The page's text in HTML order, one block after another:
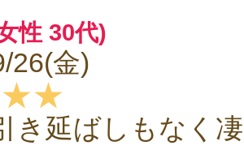
性 30代)
26(金)
き延ばしもなく